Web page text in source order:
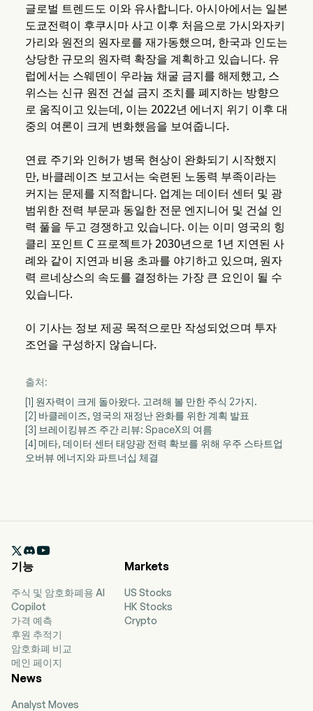
글로벌 트렌드도 이와 유사합니다. 아시아에서는 일본
도쿄전력이 후쿠시마 사고 이후 처음으로 가시와자키
가리와 원전의 원자로를 재가동했으며, 한국과 인도는
상당한 규모의 원자력 확장을 계획하고 있습니다. 유
럽에서는 스웨덴이 우라늄 채굴 금지를 해제했고, 스
위스는 신규 원전 건설 금지 조치를 폐지하는 방향으
로 움직이고 있는데, 이는 2022년 에너지 위기 이후 대
중의 여론이 크게 변화했음을 보여줍니다.
연료 주기와 인허가 병목 현상이 완화되기 시작했지
만, 바클레이즈 보고서는 숙련된 노동력 부족이라는
커지는 문제를 지적합니다. 업계는 데이터 센터 및 광
범위한 전력 부문과 동일한 전문 엔지니어 및 건설 인
력 풀을 두고 경쟁하고 있습니다. 이는 이미 영국의 힝
클리 포인트 C 프로젝트가 2030년으로 1년 지연된 사
례와 같이 지연과 비용 초과를 야기하고 있으며, 원자
력 르네상스의 속도를 결정하는 가장 큰 요인이 될 수
있습니다.
이 기사는 정보 제공 목적으로만 작성되었으며 투자
조언을 구성하지 않습니다.
출처:
[1] 원자력이 크게 돌아왔다. 고려해 볼 만한 주식 2가지.
[2] 바클레이즈, 영국의 재정난 완화를 위한 계획 발표
[3] 브레이킹뷰즈 주간 리뷰: SpaceX의 여름
[4] 메타, 데이터 센터 태양광 전력 확보를 위해 우주 스타트업
오버뷰 에너지와 파트너십 체결

기능
주식 및 암호화폐용 AI
Copilot
가격 예측
후원 추적기
암호화폐 비교
메인 페이지
Markets
US Stocks
HK Stocks
Crypto
News
Analyst Moves